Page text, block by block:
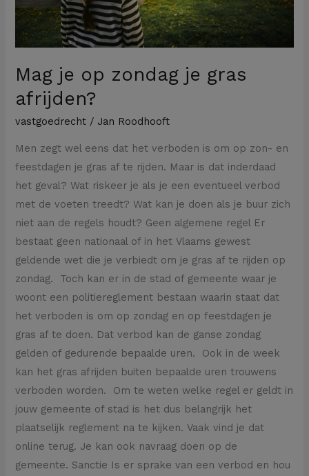
Mag je op zondag je gras
afrijden?
vastgoedrecht / Jan Roodhooft
Men zegt wel eens dat het verboden is om op zon- en
feestdagen je gras af te rijden. Maar is dat inderdaad
het geval? Wat riskeer je als je een eventueel verbod
met de voeten treedt? Wat kan je doen als je buur zich
niet aan de regels houdt? Geen algemene regel Er
bestaat geen nationaal of in het Vlaams gewest
geldende wet die je verbiedt om je gras af te rijden op
zondag. Toch kan er in de stad of gemeente waar je
woont een politiereglement bestaan waarin staat dat
het verboden is om op zondag en op feestdagen je
gras af te doen. Dat verbod kan de ganse zondag
gelden of gedurende bepaalde uren. Ook in de week
kan het gras afrijden buiten bepaalde uren trouwens
verboden worden. Om te weten welke regel er geldt in
jouw gemeente of stad is het dus belangrijk het
plaatselijk reglement na te kijken. Vaak vind je dat
online terug. Je kan ook navraag doen op de
gemeente. Sanctie Is er sprake van een verbod en hou